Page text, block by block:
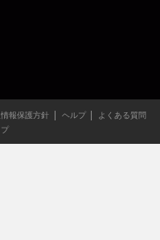
報保護方針 ヘルプ
よくある質問